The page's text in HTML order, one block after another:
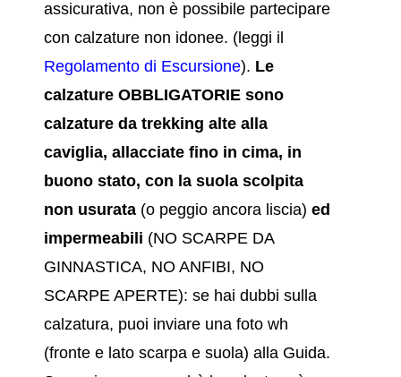
assicurativa, non è possibile partecipare
con calzature non idonee. (leggi il
Regolamento di Escursione). Le
calzature OBBLIGATORIE sono
calzature da trekking alte alla
caviglia, allacciate fino in cima, in
buono stato, con la suola scolpita
non usurata (o peggio ancora liscia)ed
impermeabili (NO SCARPE DA
GINNASTICA, NO ANFIBI, NO
SCARPE APERTE): se hai dubbi sulla
calzatura, puoi inviare una foto wh
(fronte e lato scarpa e suola) alla Guida.